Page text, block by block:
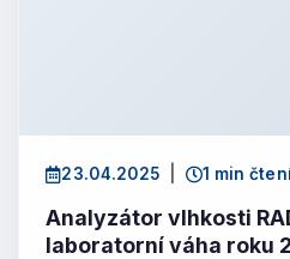
23.04.2025 1 min
Analyzátor vlhkosti
laboratorní váha roku